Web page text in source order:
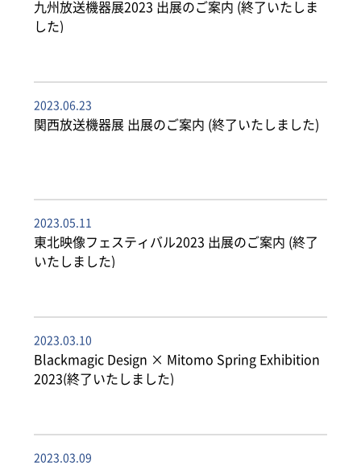
九州放送機器展2023 出展のご案内 (終了いたしま
した)
2023.06.23
関西放送機器展 出展のご案内 (終了いたしました)
2023.05.11
東北映像フェスティバル2023 出展のご案内 (終了
いたしました)
2023.03.10
Blackmagic Design × Mitomo Spring Exhibition
2023(終了いたしました)
2023.03.09